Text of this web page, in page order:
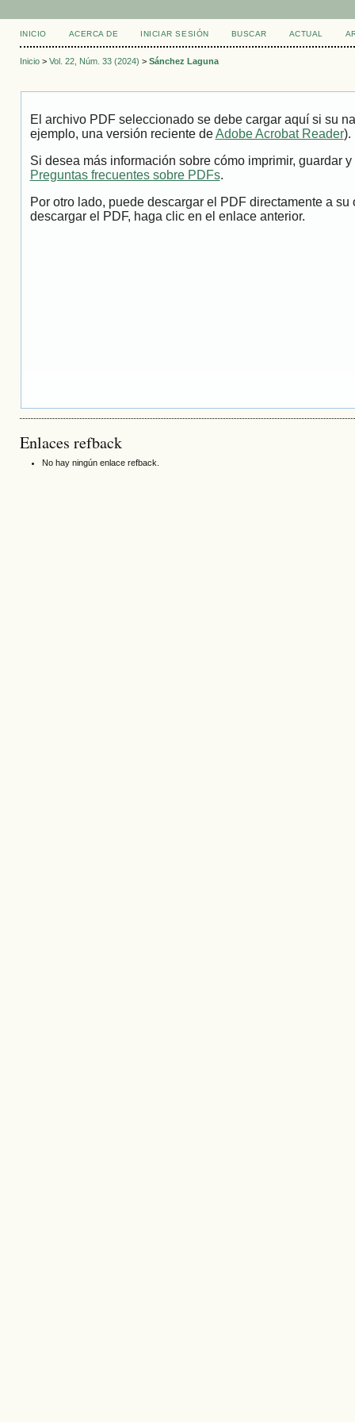
INICIO ACERCA DE INICIAR SESIÓN BUSCAR ACTUAL
Inicio> Vol. 22, Núm. 33 (2024) > Sánchez Laguna
El archivo PDF seleccionado se debe cargar aquí si su
ejemplo, una versión reciente deAdobe Acrobat Reader).
Si desea más información sobre cómo imprimir, guardar
Preguntas frecuentes sobre PDFs.
Por otro lado, puede descargar el PDF directamente a
descargar el PDF, haga clic en el enlace anterior.
Enlaces refback
No hay ningún enlace refback.